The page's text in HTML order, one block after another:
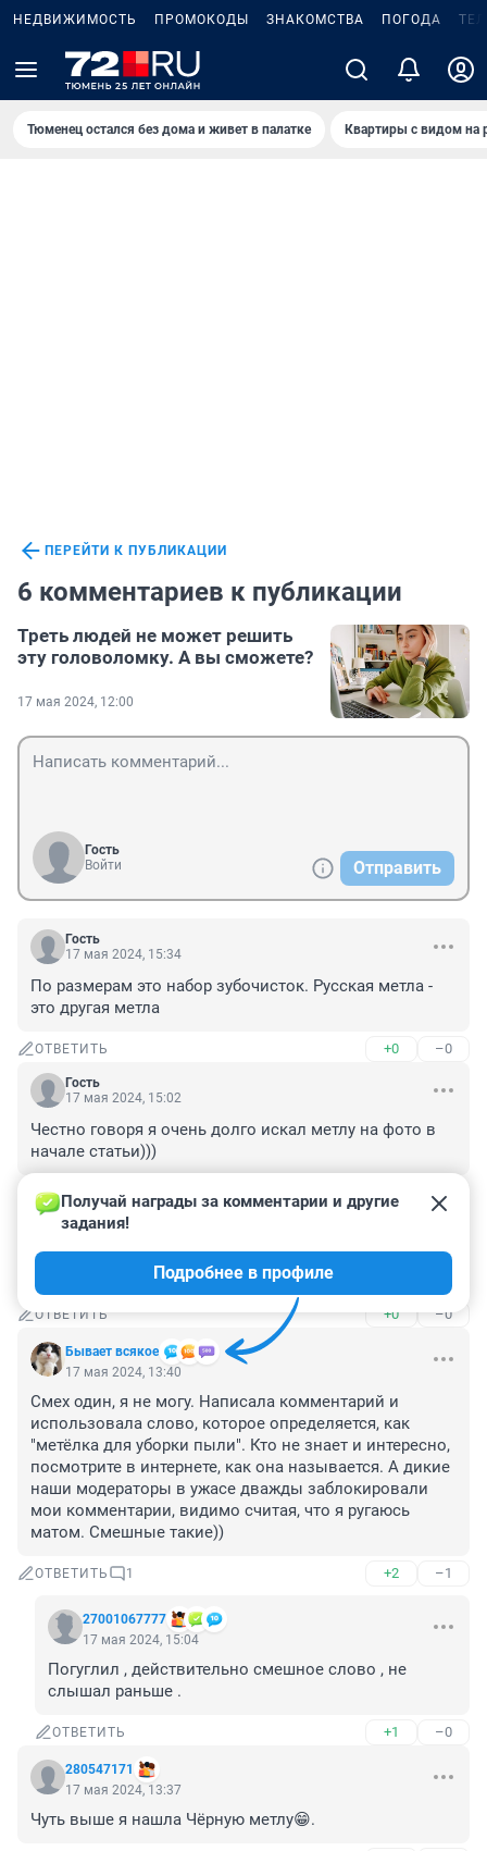
НЕДВИЖИМОСТЬ ПРОМОКОДЫ ЗНАКОМСТВА ПОГОДА
Тюменец остался без дома и живет в палатке Квартиры с видом на
ПЕРЕЙТИ К ПУБЛИКАЦИИ
6 комментариев к публикации
Треть людей не может решить
эту головоломку. А вы сможете?
17 мая 2024, 12:00
Гость
Войти
Отправить
Гость
17 мая 2024, 15:34
По размерам это набор зубочисток. Русская метла -
это другая метла
ОТВЕТИТЬ +0 –0
Гость
17 мая 2024, 15:02
Честно говоря я очень долго искал метлу на фото в
начале статьи)))
ОТВЕТИТЬ –0
Гость
Легко,на оранжевом.
ОТВЕТИТЬ +0 –0
Бывает всякое
Получай награды за комментарии и другие
задания!
Подробнее в профиле
17 мая 2024, 13:40
Смех один, я не могу. Написала комментарий и
использовала слово, которое определяется, как
"метёлка для уборки пыли". Кто не знает и интересно,
посмотрите в интернете, как она называется. А дикие
наши модераторы в ужасе дважды заблокировали
мои комментарии, видимо считая, что я ругаюсь
матом. Смешные такие))
ОТВЕТИТЬ 1 +2 –1
27001067777
17 мая 2024, 15:04
Погуглил , действительно смешное слово , не
слышал раньше .
ОТВЕТИТЬ +1 –0
280547171
17 мая 2024, 13:37
Чуть выше я нашла Чёрную метлу😁.